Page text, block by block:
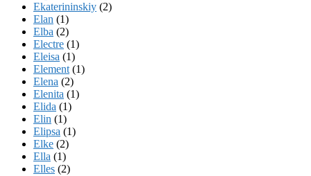
Ekaterininskiy (2)
Elan (1)
Elba (2)
Electre (1)
Eleisa (1)
Element (1)
Elena (2)
Elenita (1)
Elida (1)
Elin (1)
Elipsa (1)
Elke (2)
Ella (1)
Elles (2)